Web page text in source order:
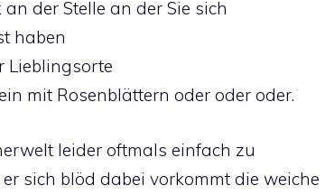
der Stelle an der Sie sich
haben
Lieblingsorte
mit Rosenblättern oder oder oder.
leider oftmals einfach zu
sich blöd dabei vorkommt die weiche